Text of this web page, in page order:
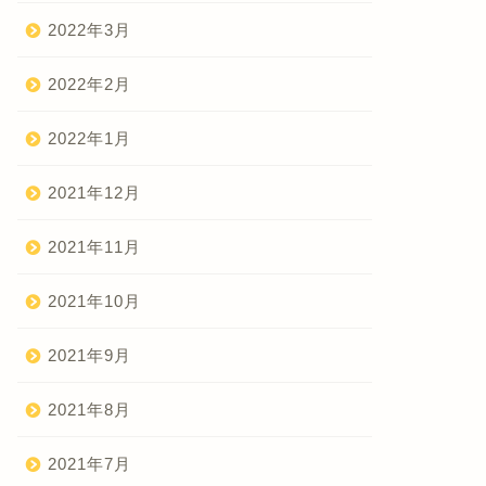
2022年3月
2022年2月
2022年1月
2021年12月
2021年11月
2021年10月
2021年9月
2021年8月
2021年7月